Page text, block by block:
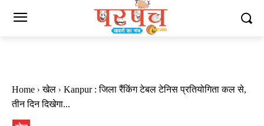
Home खेल
Kanpur : जिला रैंकिंग टेबल टेनिस प्रतियोगिता कल से,
तीन दिन दिखेगा...